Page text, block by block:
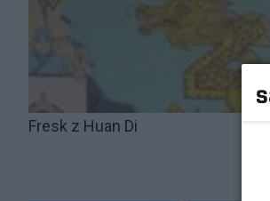
Fresk z Huan Di